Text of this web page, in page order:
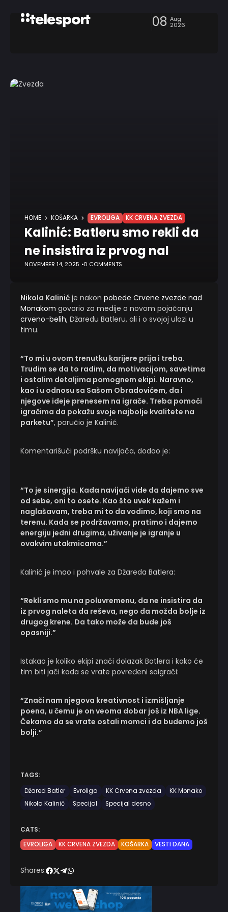
08 Aug
2026
HOME KOŠARKA EVROLIGA KK CRVENA ZVEZDA
Kalinić: Batleru smo rekli da
ne insistira iz prvog nal
NOVEMBER 14, 2025 0 COMMENTS
Nikola Kalinić je nakon pobede Crvene zvezde nad
Monakom govorio za medije o novom pojačanju
crveno-belih, Džaredu Batleru, ali i o svojoj ulozi u
timu.
“To mi u ovom trenutku karijere prija i treba.
Trudim se da to radim, da motivacijom, savetima
i ostalim detaljima pomognem ekipi. Naravno,
kao i u odnosu sa Sašom Obradovićem, da i
njegove ideje prenesem na igrače. Treba pomoći
igračima da pokažu svoje najbolje kvalitete na
parketu”, poručio je Kalinić.
Komentarišući podršku navijača, dodao je:
“To je sinergija. Kada navijači vide da dajemo sve
od sebe, oni to osete. Kao što uvek kažem i
naglašavam, treba mi to da vodimo, koji smo na
terenu. Kada se podržavamo, pratimo i dajemo
energiju jedni drugima, uživanje je igranje u
ovakvim utakmicama.”
Kalinić je imao i pohvale za Džareda Batlera:
“Rekli smo mu na poluvremenu, da ne insistira da
iz prvog naleta da reševa, nego da možda bolje iz
drugog krene. Da tako može da bude još
opasniji.”
Istakao je koliko ekipi znači dolazak Batlera i kako će
tim biti jači kada se vrate povređeni saigrači:
“Znači nam njegova kreativnost i izmišljanje
poena, u čemu je on veoma dobar još iz NBA lige.
Čekamo da se vrate ostali momci i da budemo još
bolji.”
TAGS:
Džared Batler
Evroliga KK Crvena zvezda
KK Monako
Nikola Kalinić
Specijal Specijal desno
CATS:
EVROLIGA
KK CRVENA ZVEZDA KOŠARKA VESTI DANA
Shares: